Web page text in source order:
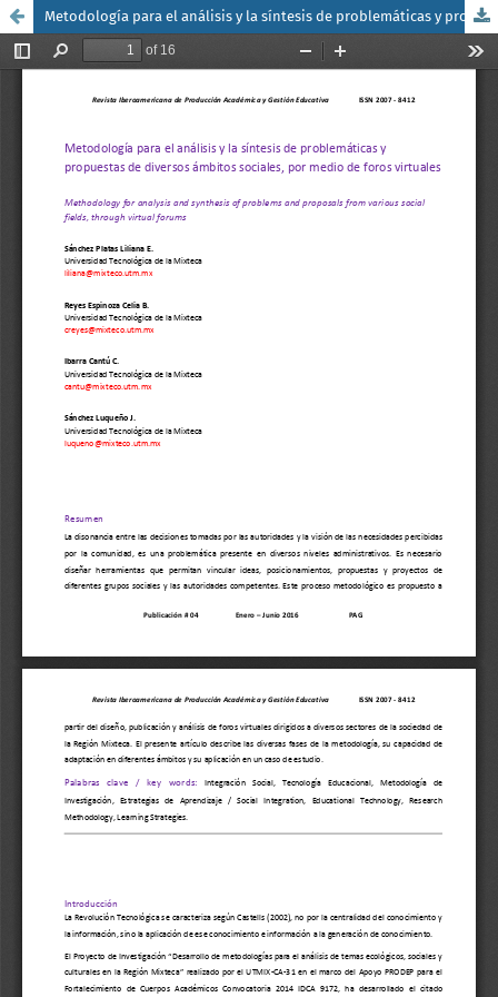
Metodología para el análisis y la síntesis de problemáticas y propuestas de diversos ámbitos sociales, por medio de foros virtuales